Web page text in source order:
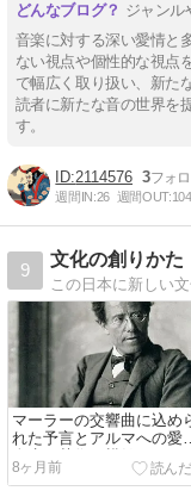
ジャンル
音楽に対する深い愛情と
ない視点や個性的な視点
で幅広く取り扱い、新た
読者に新たな音の世界を
す。
2114576 3
週間IN:26 週間OUT:104
9
文化の創りかた
マーラーの交響曲に込め
れた予言とアルマへの愛
人生は芸術を模倣する＞
8ヶ月前